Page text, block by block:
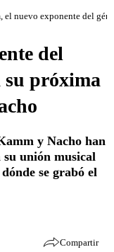
el nuevo exponente del
del
su próxima
y Nacho han
unión musical
se grabó el
Compartir